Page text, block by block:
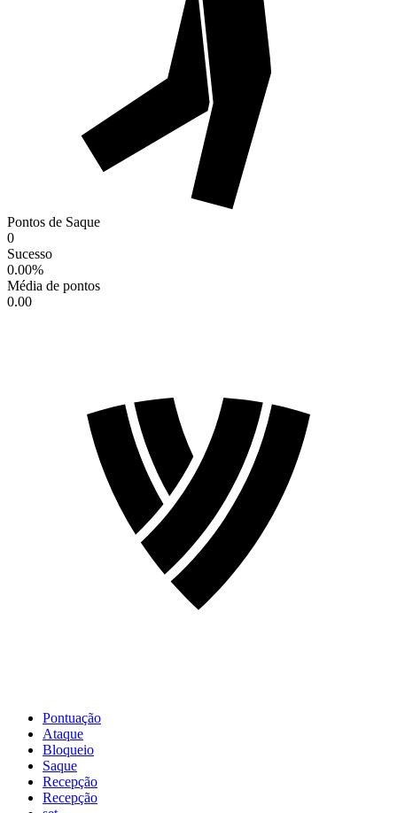
Pontos de Saque
0
Sucesso
0.00%
Média de pontos
0.00
Pontuação
Ataque
Bloqueio
Saque
Recepção
Recepção